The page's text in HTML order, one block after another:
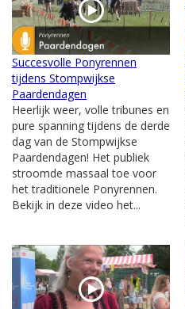
Succesvolle Ponyrennen
tijdens Stompwijkse
Paardendagen
Heerlijk weer, volle tribunes en
pure spanning tijdens de derde
dag van de Stompwijkse
Paardendagen! Het publiek
stroomde massaal toe voor
het traditionele Ponyrennen.
Bekijk in deze video het...